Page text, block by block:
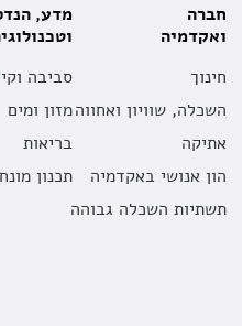
חברה
ואקדמיה
חינוך
השכלה, שוויון ואחווה
אתיקה
הון אנושי באקדמיה
תשתיות השכלה גבוהה
מדע,
סביבה
מזון ומים
בריאות
תכנון